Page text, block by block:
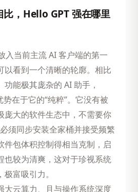
，Hello GPT 强在哪里
入当前主流 AI 客户端的第一
以看到一个清晰的轮廓。相比
能极其庞杂的 AI 助手，
在于它的“纯粹”。它没有被
庞大的软件生态中，不需要你
须同步安装全家桶并接受频繁
件包体积控制得相当克制，启
也较为清爽，这对于珍视系统
富吸引力。
大云算力、且与操作系统深度